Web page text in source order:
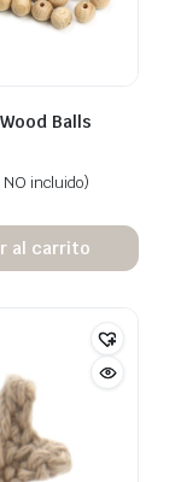
Balls
NO incluido)
al carrito